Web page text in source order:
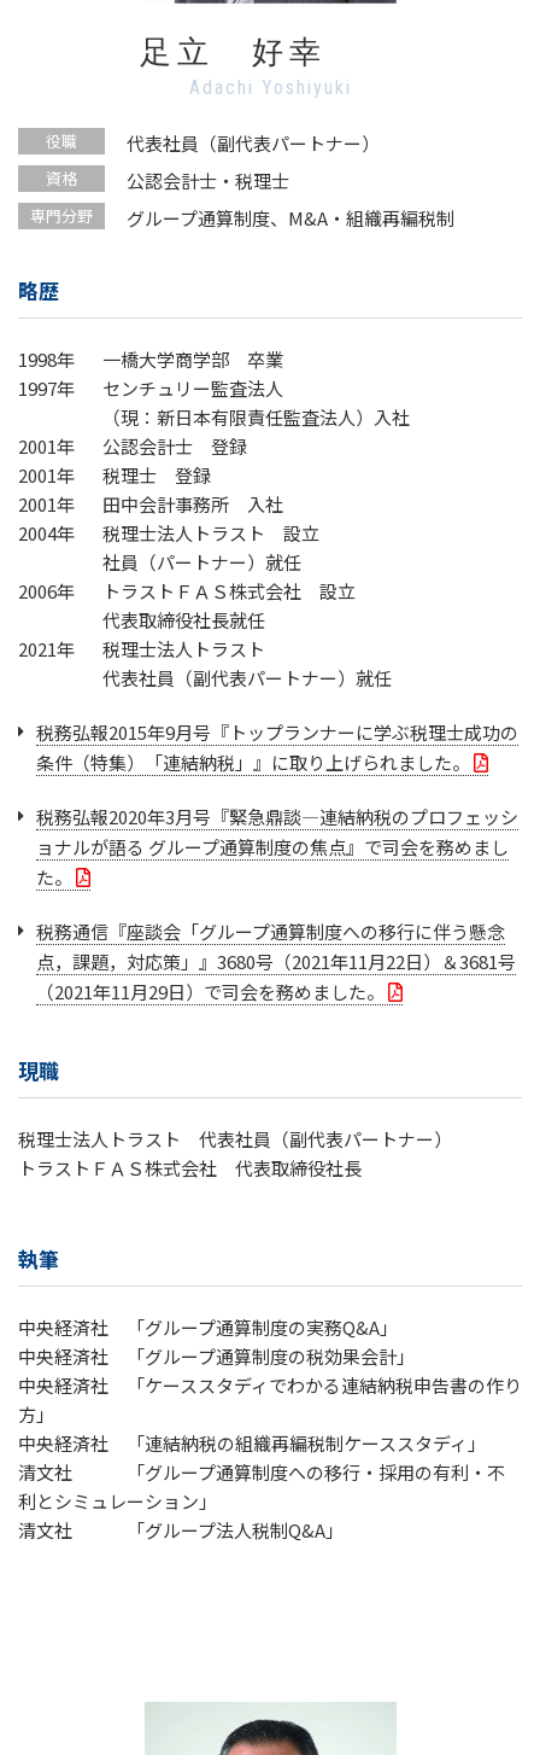
足立 好幸
Adachi Yoshiyuki
役職 代表社員（副代表パートナー）
資格 公認会計士・税理士
専門分野 グループ通算制度、M&A・組織再編税制
略歴
1998年
一橋大学商学部 卒業
1997年
センチュリー監査法人
（現：新日本有限責任監査法人）入社
2001年
公認会計士 登録
2001年
税理士 登録
2001年
田中会計事務所 入社
2004年
税理士法人トラスト 設立
社員（パートナー）就任
2006年
トラストＦＡＳ株式会社 設立
代表取締役社長就任
2021年
税理士法人トラスト
代表社員（副代表パートナー）就任
税務弘報2015年9月号『トップランナーに学ぶ税理士成功の
条件（特集）「連結納税」』に取り上げられました。
税務弘報2020年3月号『緊急鼎談―連結納税のプロフェッシ
ョナルが語る グループ通算制度の焦点』で司会を務めまし
た。
税務通信『座談会「グループ通算制度への移行に伴う懸念
点，課題，対応策」』3680号（2021年11月22日）＆3681号
（2021年11月29日）で司会を務めました。
現職
税理士法人トラスト 代表社員（副代表パートナー）
トラストＦＡＳ株式会社 代表取締役社長
執筆
中央経済社 「グループ通算制度の実務Q&A」
中央経済社 「グループ通算制度の税効果会計」
中央経済社 「ケーススタディでわかる連結納税申告書の作り
方」
中央経済社 「連結納税の組織再編税制ケーススタディ」
清文社 「グループ通算制度への移行・採用の有利・不
利とシミュレーション」
清文社 「グループ法人税制Q&A」